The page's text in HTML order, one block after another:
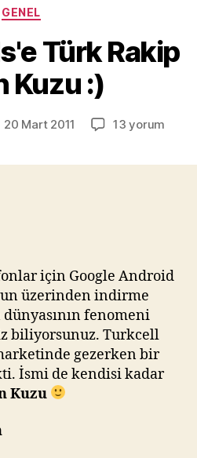
Kategoriler
GENEL
Türk Rakip
Kuzu :)
20 Mart 2011
Angry
13 yorum
için Google Android
üzerinden indirme
fenomeni
biliyorsunuz. Turkcell
gezerken bir
İsmi de kendisi kadar
Kuzu